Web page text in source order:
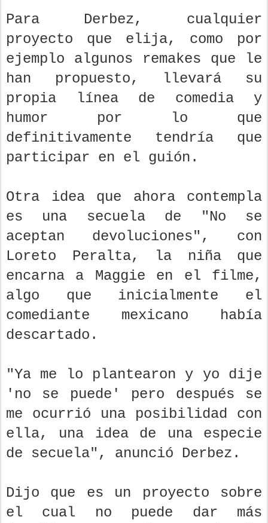
Para Derbez, cualquier
proyecto que elija, como por
ejemplo algunos remakes que le
han propuesto, llevará su
propia línea de comedia y
humor por lo que
definitivamente tendría que
participar en el guión.
Otra idea que ahora contempla
es una secuela de "No se
aceptan devoluciones", con
Loreto Peralta, la niña que
encarna a Maggie en el filme,
algo que inicialmente el
comediante mexicano había
descartado.
"Ya me lo plantearon y yo dije
'no se puede' pero después se
me ocurrió una posibilidad con
ella, una idea de una especie
de secuela", anunció Derbez.
Dijo que es un proyecto sobre
el cual no puede dar más